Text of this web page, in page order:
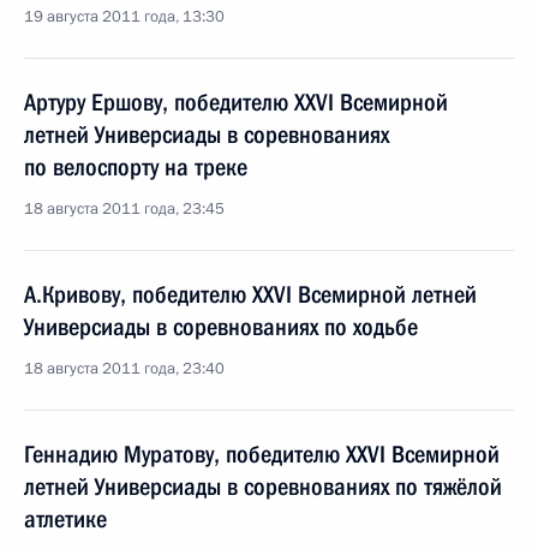
19 августа 2011 года, 13:30
Артуру Ершову, победителю XXVI Всемирной
летней Универсиады в соревнованиях
по велоспорту на треке
18 августа 2011 года, 23:45
А.Кривову, победителю XXVI Всемирной летней
Универсиады в соревнованиях по ходьбе
18 августа 2011 года, 23:40
Геннадию Муратову, победителю XXVI Всемирной
летней Универсиады в соревнованиях по тяжёлой
атлетике